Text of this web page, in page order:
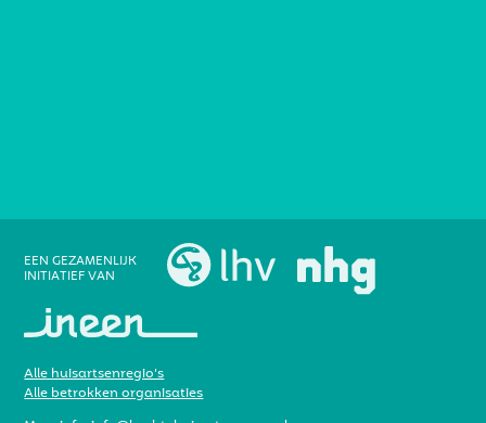
EEN GEZAMENLIJK
INITIATIEF VAN
Alle huisartsenregio’s
Alle betrokken organisaties